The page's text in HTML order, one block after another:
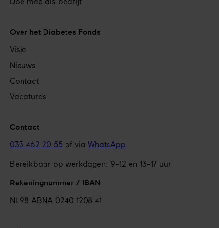
Doe mee als bedrijf
Over het Diabetes Fonds
Visie
Nieuws
Contact
Vacatures
Contact
033 462 20 55 of via WhatsApp
Bereikbaar op werkdagen: 9-12 en 13-17 uur
Rekeningnummer / IBAN
NL98 ABNA 0240 1208 41